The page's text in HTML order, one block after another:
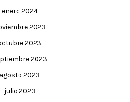
enero 2024
2023
2023
2023
agosto 2023
julio 2023